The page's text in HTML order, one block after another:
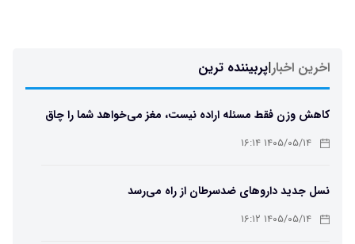
اخرین اخبار|پربیننده ترین
کاهش وزن فقط مسئله اراده نیست، مغز می‌خواهد شما را چاق
نگه دارد۱۴۰۵/۰۵/۱۴ ۱۶:۱۴
نسل جدید داروهای ضدسرطان از راه می‌رسد
۱۴۰۵/۰۵/۱۴ ۱۶:۱۲